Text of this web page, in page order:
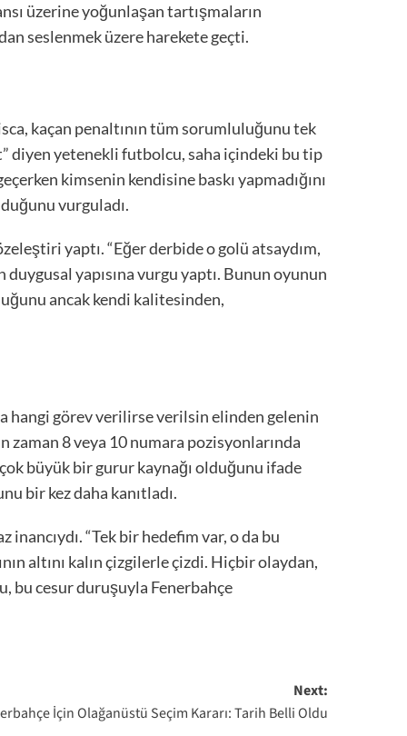
üzerine yoğunlaşan tartışmaların
seslenmek üzere harekete geçti.
kaçan penaltının tüm sorumluluğunu tek
diyen yetenekli futbolcu, saha içindeki bu tip
kimsenin kendisine baskı yapmadığını
vurguladı.
yaptı. “Eğer derbide o golü atsaydım,
yapısına vurgu yaptı. Bunun oyunun
ancak kendi kalitesinden,
hangi görev verilirse verilsin elinden gelenin
zaman 8 veya 10 numara pozisyonlarında
büyük bir gurur kaynağı olduğunu ifade
bir kez daha kanıtladı.
“Tek bir hedefim var, o da bu
altını kalın çizgilerle çizdi. Hiçbir olaydan,
bu cesur duruşuyla Fenerbahçe
Next:
İçin Olağanüstü Seçim Kararı: Tarih Belli Oldu